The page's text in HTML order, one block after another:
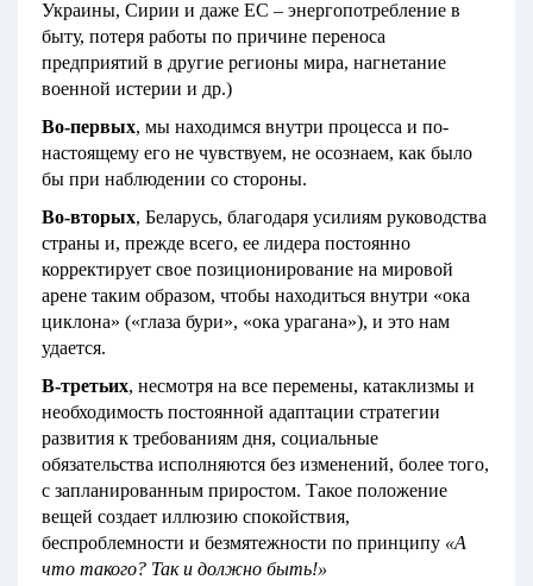
Украины, Сирии и даже ЕС – энергопотребление в
быту, потеря работы по причине переноса
предприятий в другие регионы мира, нагнетание
военной истерии и др.)
Во-первых, мы находимся внутри процесса и по-
настоящему его не чувствуем, не осознаем, как было
бы при наблюдении со стороны.
Во-вторых, Беларусь, благодаря усилиям руководства
страны и, прежде всего, ее лидера постоянно
корректирует свое позиционирование на мировой
арене таким образом, чтобы находиться внутри «ока
циклона» («глаза бури», «ока урагана»), и это нам
удается.
В-третьих, несмотря на все перемены, катаклизмы и
необходимость постоянной адаптации стратегии
развития к требованиям дня, социальные
обязательства исполняются без изменений, более того,
с запланированным приростом. Такое положение
вещей создает иллюзию спокойствия,
беспроблемности и безмятежности по принципу «А
что такого? Так и должно быть!»